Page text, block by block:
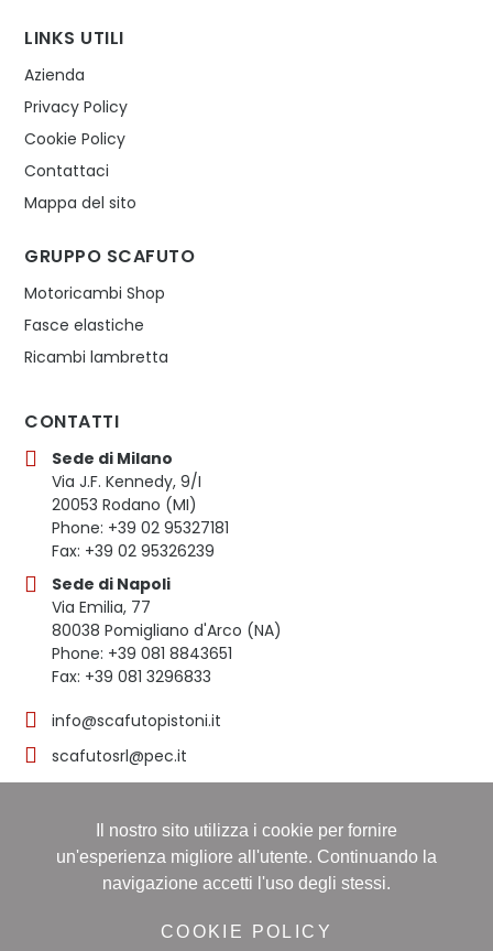
LINKS UTILI
Azienda
Privacy Policy
Cookie Policy
Contattaci
Mappa del sito
GRUPPO SCAFUTO
Motoricambi Shop
Fasce elastiche
Ricambi lambretta
CONTATTI
Sede di Milano
Via J.F. Kennedy, 9/I
20053 Rodano (MI)
Phone: +39 02 95327181
Fax: +39 02 95326239
Sede di Napoli
Via Emilia, 77
80038 Pomigliano d'Arco (NA)
Phone: +39 081 8843651
Fax: +39 081 3296833
info@scafutopistoni.it
scafutosrl@pec.it
© 2023 SCAFUTO S.R.L. | TUTTI I DIRITTI RISERVATI | P.
IVA 03536691219
16/11/1998, Numero REA: NA-608490 - Capitale sociale:
60.000,00 i.v
Il nostro sito utilizza i cookie per fornire
un'esperienza migliore all'utente. Continuando la
navigazione accetti l'uso degli stessi.
COOKIE POLICY